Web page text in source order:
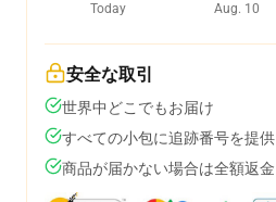
Today
Aug. 10
安全な取引
世界中どこでもお届け
すべての小包に追跡番号を提供
商品が届かない場合は全額返金